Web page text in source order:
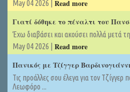
May 04 2026 | Read more
Γιατί δόθηκε το πέναλτι του
Έχω διαβάσει και ακούσει πολλά μετά
May 04 2026 | Read more
Πανικός με Τζίγγερ
Τις προάλλες σου έλεγα για τον
Λεωφόρο ...